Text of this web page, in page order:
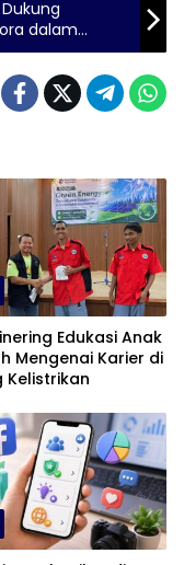
dalam
Edukasi Anak
Mengenai Karier di
Kelistrikan